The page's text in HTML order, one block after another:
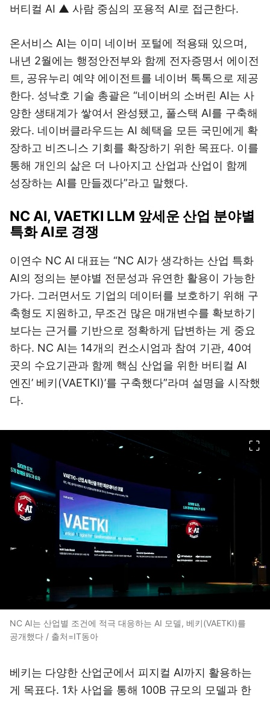
버티컬 AI ▲ 사람 중심의 포용적 AI로 접근한다.
온서비스 AI는 이미 네이버 포털에 적용돼 있으며,
내년 2월에는 행정안전부와 함께 전자증명서 에이전
트, 공유누리 예약 에이전트를 네이버 톡톡으로 제공
한다. 성낙호 기술 총괄은 “네이버의 소버린 AI는 사
양한 생태계가 쌓여서 완성됐고, 풀스택 AI를 구축해
왔다. 네이버클라우드는 AI 혜택을 모든 국민에게 확
장하고 비즈니스 기회를 확장하기 위한 목표다. 이를
통해 개인의 삶은 더 나아지고 산업과 산업이 함께
성장하는 AI를 만들겠다”라고 말했다.
NC AI, VAETKI LLM 앞세운 산업 분야별
특화 AI로 경쟁
이연수 NC AI 대표는 “NC AI가 생각하는 산업 특화
AI의 정의는 분야별 전문성과 유연한 활용이 가능한
가다. 그러면서도 기업의 데이터를 보호하기 위해 구
축형도 지원하고, 무조건 많은 매개변수를 확보하기
보다는 근거를 기반으로 정확하게 답변하는 게 중요
하다. NC AI는 14개의 컨소시엄과 참여 기관, 40여
곳의 수요기관과 함께 핵심 산업을 위한 버티컬 AI
엔진’ 베키(VAETKI)’를 구축했다”라며 설명을 시작했
다.
NC AI는 산업별 조건에 적극 대응하는 AI 모델, 베키(VAETKI)를
공개했다 / 출처=IT동아
베키는 다양한 산업군에서 피지컬 AI까지 활용하는
게 목표다. 1차 사업을 통해 100B 규모의 모델과 한